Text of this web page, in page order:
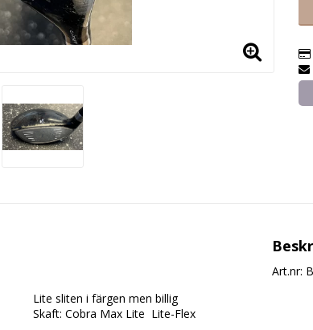
Art.nr:
Lite sliten i färgen men billig
Skaft: Cobra Max Lite  Lite-Flex